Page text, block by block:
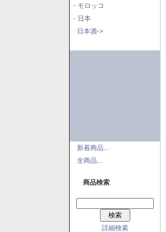
- モロッコ
- 日本
日本酒->
新着商品...
全商品...
商品検索
詳細検索